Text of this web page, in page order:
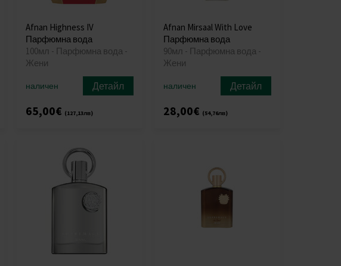
Afnan Highness IV
Парфюмна вода
100мл - Парфюмна вода -
Жени
наличен Детайл
65,00€ (127,13лв)
Afnan Mirsaal With Love
Парфюмна вода
90мл - Парфюмна вода -
Жени
наличен Детайл
28,00€ (54,76лв)